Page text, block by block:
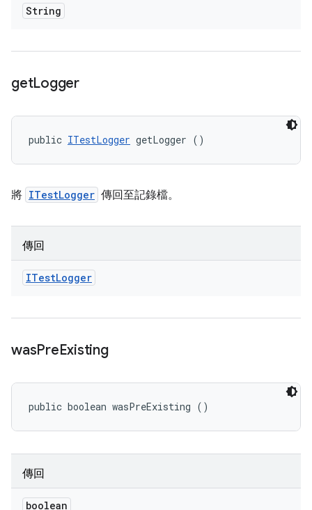
String
getLogger
public ITestLogger getLogger ()
將 ITestLogger 傳回至記錄檔。
傳回
ITestLogger
wasPreExisting
public boolean wasPreExisting ()
傳回
boolean